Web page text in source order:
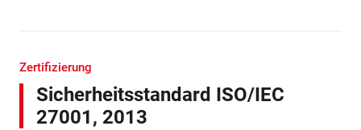
Zertifizierung
Sicherheitsstandard ISO/IEC
27001, 2013